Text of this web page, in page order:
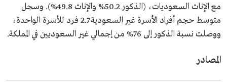
مع الإناث السعوديات، (الذكور 50.2% والإناث 49.8%). وسجل
متوسط حجم أفراد الأسرة غير السعودية 2.7 فرد للأسرة الواحدة،
ووصلت نسبة الذكور إلى 76% من إجمالي غير السعوديين في المملكة.
المصادر